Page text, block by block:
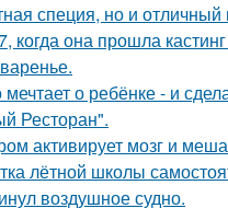
специя, но и
когда она прошла
о ребёнке - и
Ресторан".
активирует мозг и
лётной школы
воздушное судно.